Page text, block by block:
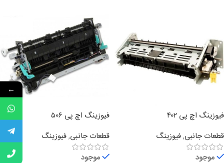
فیوزینگ اچ پی ۴۰۲
قطعات جانبی,فیوزینگ
موجود
فیوزینگ اچ پی ۵۰۶
قطعات جانبی,فیوزینگ
موجود
←